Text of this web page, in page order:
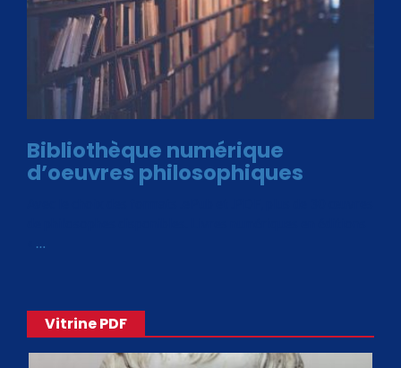
Bibliothèque numérique
d’oeuvres philosophiques
…
Vitrine PDF